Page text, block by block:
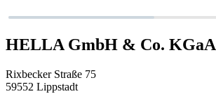
HELLA GmbH & Co. KGaA
Rixbecker Straße 75
59552 Lippstadt